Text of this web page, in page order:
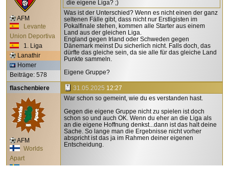
AFM
Levante
Union Deportiva
1. Liga
Lanathir
Homer
Beiträge: 578
die eigene Liga? ;)
Was ist der Unterschied? Wenn es nicht einen der ganz
seltenen Fälle gibt, dass nicht nur Erstligisten im
Pokalfinale stehen, kommen alle Starter aus einem
Land aus der gleichen Liga.
England gegen Irland oder Schweden gegen
Dänemark meinst Du sicherlich nicht. Falls doch, das
dürfte das gleiche sein, da sie alle für das gleiche Land
Punkte sammeln.
Eigene Gruppe?
flaschenbiere
AFM
Worlds
Apart
1. Liga
31.05.2025 12:27
War schon so gemeint, wie du es verstanden hast.
Gegen die eigene Gruppe nicht zu spielen ist doch
schon so und auch OK. Wenn du eher an die Liga als
an die eigene Hoffnung denkst...dann ist das halt deine
Sache. So lange man die Ergebnisse nicht vorher
abspricht ist das ja im Rahmen deiner eigenen
Entscheidung.